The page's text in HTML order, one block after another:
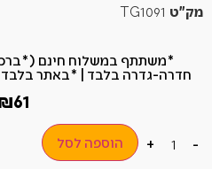
מק"ט
חדרה-גדרה בלבד | *באתר בלבד
61
-
+ הוספה לסל